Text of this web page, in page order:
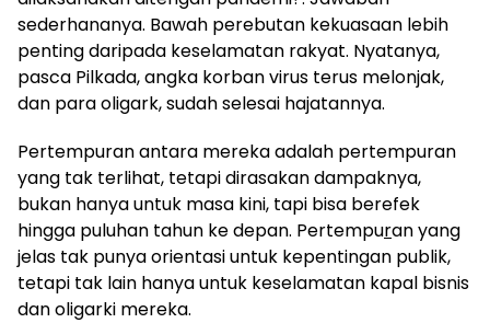
sederhananya. Bawah perebutan kekuasaan lebih
penting daripada keselamatan rakyat. Nyatanya,
pasca Pilkada, angka korban virus terus melonjak,
dan para oligark, sudah selesai hajatannya.
Pertempuran antara mereka adalah pertempuran
yang tak terlihat, tetapi dirasakan dampaknya,
bukan hanya untuk masa kini, tapi bisa berefek
hingga puluhan tahun ke depan. Pertempuran yang
jelas tak punya orientasi untuk kepentingan publik,
tetapi tak lain hanya untuk keselamatan kapal bisnis
dan oligarki mereka.